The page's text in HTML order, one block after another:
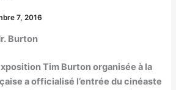
7, 2016
Burton
Tim Burton organisée à la
a officialisé l’entrée du cinéaste